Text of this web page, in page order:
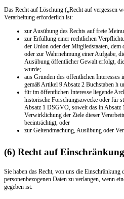
Das Recht auf Löschung („Recht auf vergessen
Verarbeitung erforderlich ist:
zur Ausübung des Rechts auf freie
zur Erfüllung einer rechtlichen
der Union oder der Mitgliedstaaten, dem
oder zur Wahrnehmung einer Aufgabe,
Ausübung öffentlicher Gewalt erfolgt,
wurde;
aus Gründen des öffentlichen
gemäß Artikel 9 Absatz 2 Buchstaben
für im öffentlichen Interesse liegende
historische Forschungszwecke oder für
Absatz 1 DSGVO, soweit das in Absatz
Verwirklichung der Ziele dieser
beeinträchtigt, oder
zur Geltendmachung, Ausübung oder
(6) Recht auf
Sie haben das Recht, von uns die Einschränkung
personenbezogenen Daten zu verlangen, wenn
gegeben ist: